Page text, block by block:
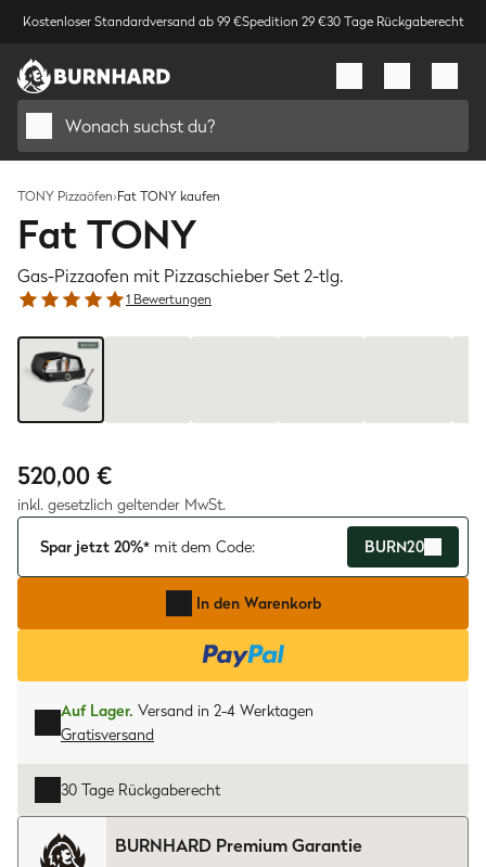
Kostenloser Standardversand ab 99 €Spedition 29 €30 Tage Rückgaberecht
Wonach suchst du?
TONY Pizzaöfen›Fat TONY kaufen
Fat TONY
Gas-Pizzaofen mit Pizzaschieber Set 2-tlg.
1 Bewertungen
Bild1/8
520,00 €
inkl. gesetzlich geltender MwSt.
Spar jetzt 20%* mit dem Code: BURN20
In den Warenkorb
Auf Lager. Versand in 2-4 Werktagen
Gratisversand
30 Tage Rückgaberecht
BURNHARD Premium Garantie